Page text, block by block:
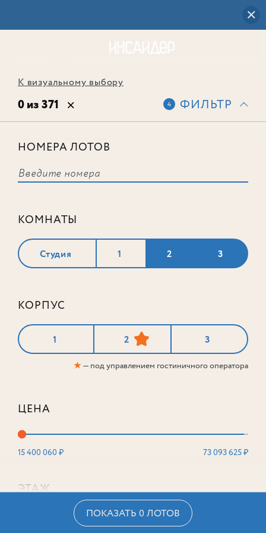
К визуальному выбору
0 из 371 4 ФИЛЬТР
НОМЕРА ЛОТОВ
КОМНАТЫ
Студия 1 2 3
КОРПУС
1 2 3
★— под управлением гостиничного оператора
ЦЕНА
15 400 060 ₽ 73 093 625 ₽
ЭТАЖ
ПОКАЗАТЬ 0 ЛОТОВ
соответствует ни одного лота